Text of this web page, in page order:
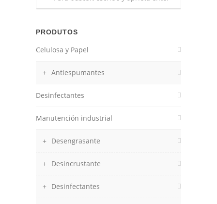
PRODUTOS
Celulosa y Papel
Antiespumantes
Desinfectantes
Manutención industrial
Desengrasante
Desincrustante
Desinfectantes